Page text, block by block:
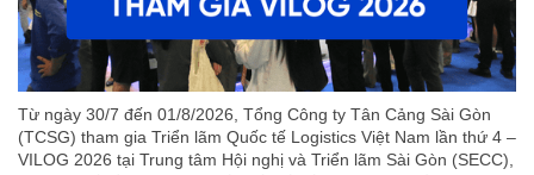
Từ ngày 30/7 đến 01/8/2026, Tổng Công ty Tân Cảng Sài Gòn
(TCSG) tham gia Triển lãm Quốc tế Logistics Việt Nam lần thứ 4 –
VILOG 2026 tại Trung tâm Hội nghị và Triển lãm Sài Gòn (SECC),